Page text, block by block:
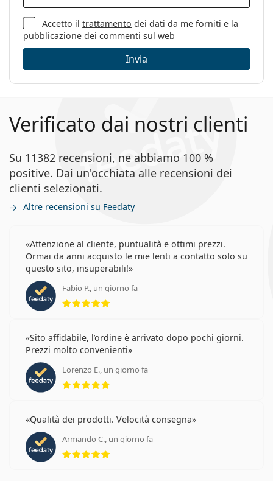
Sesso:
Categorie:
Occhiali da vista
Marca:
Tommy Hilfiger
Codice:
TH 1847 003 14 55
Accetto iltrattamento dei dati da me forniti e la
pubblicazione dei commenti sul web
Invia
Verificato dai nostri clienti
Su 11382 recensioni, ne abbiamo 100 %
positive. Dai un'occhiata alle recensioni dei
clienti selezionati.
Altre recensioni su Feedaty
Attenzione al cliente, puntualità e ottimi prezzi.
Ormai da anni acquisto le mie lenti a contatto solo su
questo sito, insuperabili!
Fabio P., un giorno fa
Sito affidabile, l’ordine è arrivato dopo pochi giorni.
Prezzi molto convenienti
Lorenzo E., un giorno fa
valutazione 5 di 5
Qualità dei prodotti. Velocità consegna
Armando C., un giorno fa
valutazione 5 di 5